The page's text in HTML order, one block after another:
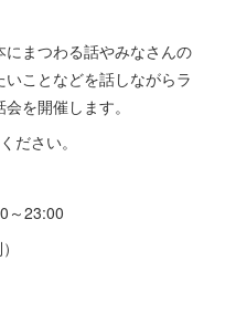
まつわる話やみなさんの
ことなどを話しながらラ
を開催します。
ださい。
～23:00